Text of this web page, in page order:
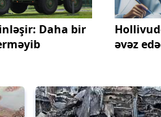
Daha bir
əvəz